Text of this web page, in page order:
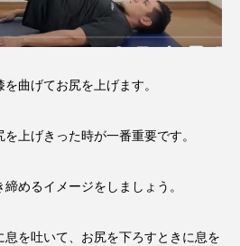
曲げてお尻を上げます。
上げきった時が一番重要です。
めるイメージをしましょう。
を吐いて、お尻を下ろすときに息を